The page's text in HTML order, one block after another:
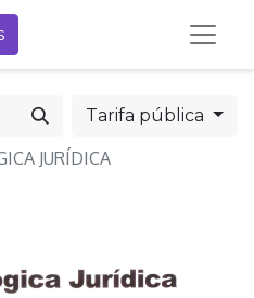
Tarifa pública
JURÍDICA